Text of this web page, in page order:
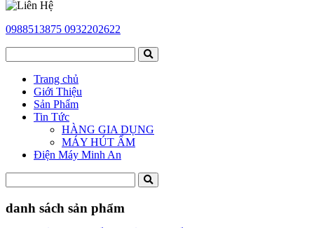
0988513875 0932202622
Trang chủ
Giới Thiệu
Sản Phẩm
Tin Tức
HÀNG GIA DỤNG
MÁY HÚT ẨM
Điện Máy Minh An
danh sách sản phẩm